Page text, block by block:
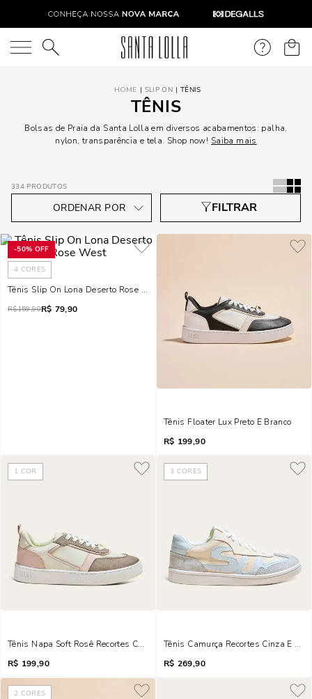
O que você está procurando?
SLIP ON TÊNIS
TÊNIS
Bolsas de Praia da Santa Lolla em diversos acabamentos: palha,
nylon, transparência e tela. Shop now! Saiba mais
334 PRODUTOS
-50% OFF
4 CORES
Tênis Slip On Lona Deserto Rose West
R$159,90R$ 79,90
Tênis Floater Lux Preto E Branco
R$ 199,90
1 COR
Tênis Napa Soft Rosê Recortes Camurça
R$ 199,90
3 CORES
Tênis Camurça Recortes Cinza E
R$ 269,90
2 CORES